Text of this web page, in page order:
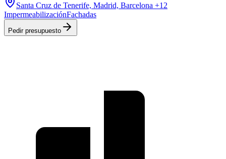
Santa Cruz de Tenerife, Madrid, Barcelona +12
ImpermeabilizaciónFachadas
Pedir presupuesto